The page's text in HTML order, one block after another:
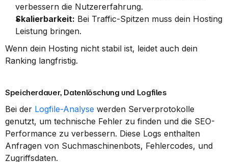
verbessern die Nutzererfahrung.
Skalierbarkeit: Bei Traffic-Spitzen muss dein Hosting
Leistung bringen.
Wenn dein Hosting nicht stabil ist, leidet auch dein
Ranking langfristig.
Speicherdauer, Datenlöschung und Logfiles
Bei der Logfile-Analyse werden Serverprotokolle
genutzt, um technische Fehler zu finden und die SEO-
Performance zu verbessern. Diese Logs enthalten
Anfragen von Suchmaschinenbots, Fehlercodes, und
Zugriffsdaten.